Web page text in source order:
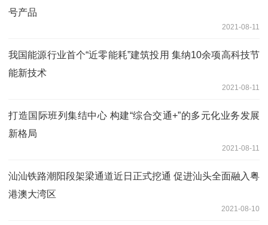
号产品
2021-08-11
我国能源行业首个“近零能耗”建筑投用 集纳10余项高科技节
能新技术
2021-08-11
打造国际班列集结中心 构建“综合交通+”的多元化业务发展
新格局
2021-08-11
汕汕铁路潮阳段架梁通道近日正式挖通 促进汕头全面融入粤
港澳大湾区
2021-08-10